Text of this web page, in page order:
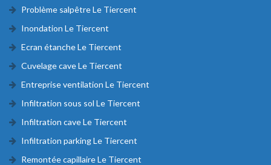
Problème salpêtre Le Tiercent
Inondation Le Tiercent
Ecran étanche Le Tiercent
Cuvelage cave Le Tiercent
Entreprise ventilation Le Tiercent
Infiltration sous sol Le Tiercent
Infiltration cave Le Tiercent
Infiltration parking Le Tiercent
Remontée capillaire Le Tiercent